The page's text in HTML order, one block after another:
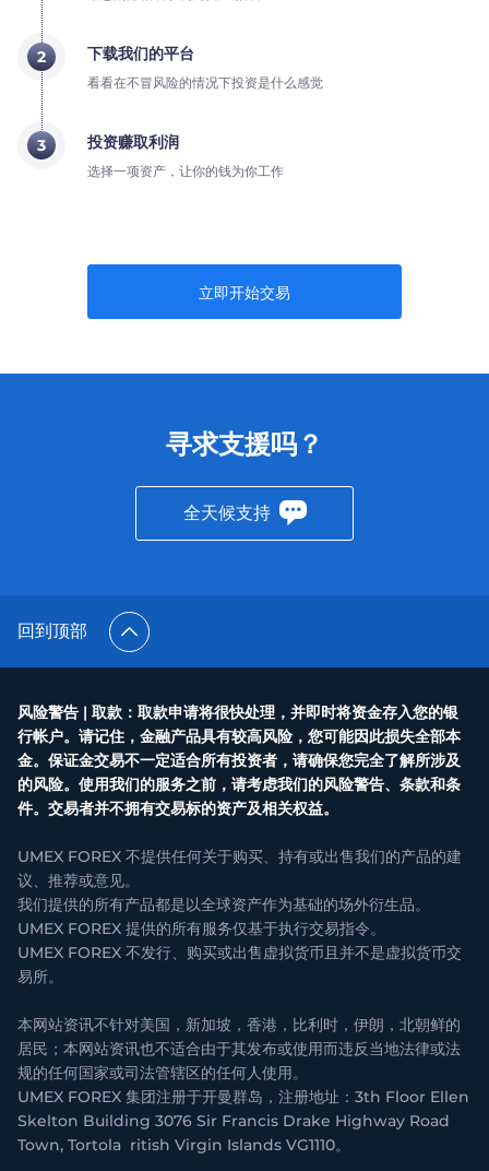
2 下载我们的平台
看看在不冒风险的情况下投资是什么感觉
3 投资赚取利润
选择一项资产，让你的钱为你工作
立即开始交易
寻求支援吗？
全天候支持
回到顶部
风险警告 | 取款：取款申请将很快处理，并即时将资金存入您的银
行帐户。请记住，金融产品具有较高风险，您可能因此损失全部本
金。保证金交易不一定适合所有投资者，请确保您完全了解所涉及
的风险。使用我们的服务之前，请考虑我们的风险警告、条款和条
件。交易者并不拥有交易标的资产及相关权益。
UMEX FOREX 不提供任何关于购买、持有或出售我们的产品的建
议、推荐或意见。
我们提供的所有产品都是以全球资产作为基础的场外衍生品。
UMEX FOREX 提供的所有服务仅基于执行交易指令。
UMEX FOREX 不发行、购买或出售虚拟货币且并不是虚拟货币交
易所。
本网站资讯不针对美国，新加坡，香港，比利时，伊朗，北朝鲜的
居民；本网站资讯也不适合由于其发布或使用而违反当地法律或法
规的任何国家或司法管辖区的任何人使用。
UMEX FOREX 集团注册于开曼群岛，注册地址：3th Floor Ellen
Skelton Building 3076 Sir Francis Drake Highway Road
Town, Tortola ritish Virgin Islands VG1110。